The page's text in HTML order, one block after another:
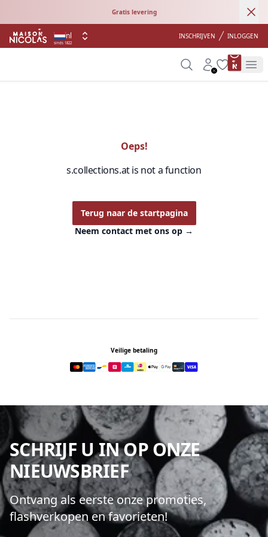
Gratis levering
sinds 1822
nl INSCHRIJVEN INLOGGEN
SearchAccount
Wishlist
Oeps!
s.collections.at is not a function
Terug naar de startpagina
Neem contact met ons op →
Veilige betaling
SCHRIJF U IN OP ONZE
NIEUWSBRIEF
Ontvang als eerste onze promoties,
flashverkopen en favorieten!